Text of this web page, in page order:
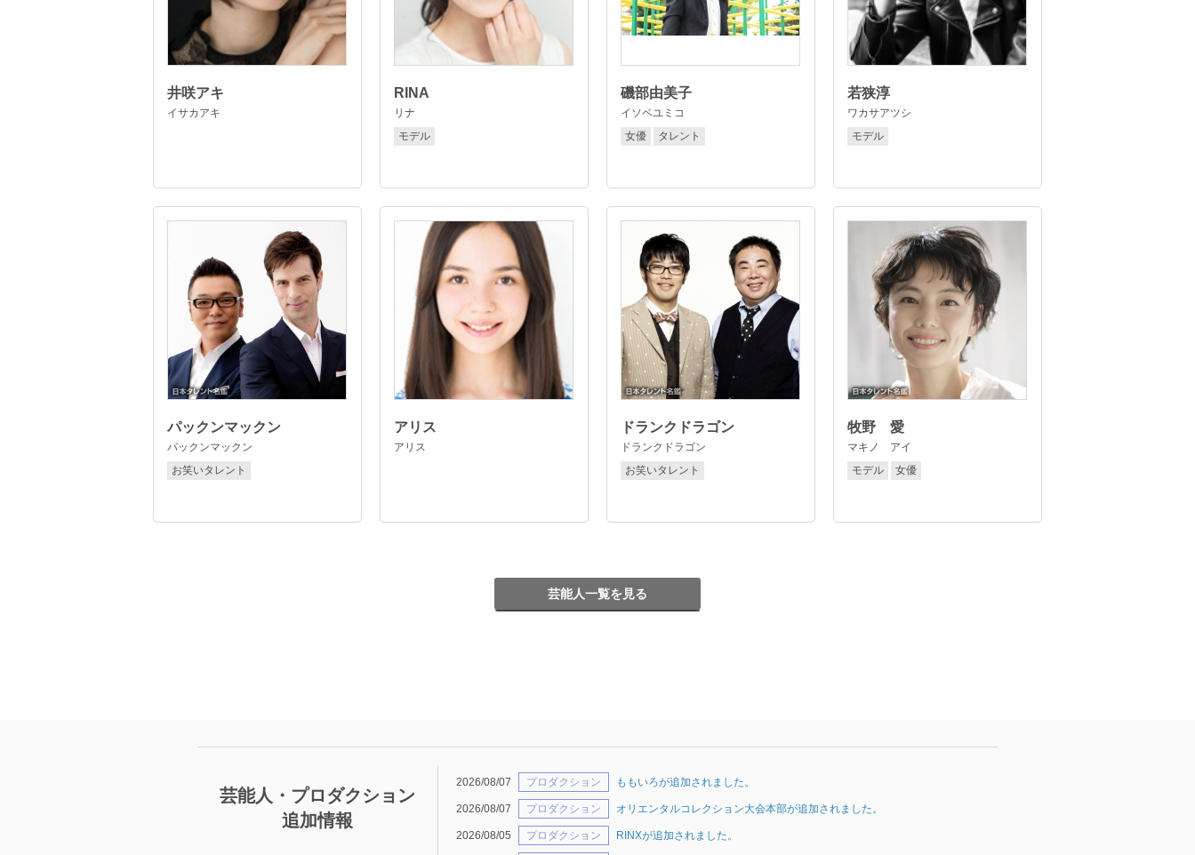
井咲アキ
イサカアキ
RINA
リナ
モデル
磯部由美子
イソベユミコ
女優
タレント
若狭淳
ワカサアツシ
モデル
パックンマックン
パックンマックン
お笑いタレント
アリス
アリス
ドランクドラゴン
ドランクドラゴン
お笑いタレント
牧野 愛
マキノ アイ
モデル
女優
芸能人一覧を見る
芸能人・プロダクション
追加情報
2026/08/07 プロダクション ももいろが追加されました。
2026/08/07 プロダクション オリエンタルコレクション大会本部が追加されました。
2026/08/05 プロダクション RINXが追加されました。